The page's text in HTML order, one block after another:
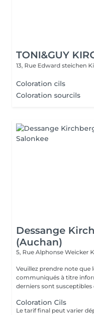
TONI&GUY
13, Rue Edward steichen
Coloration cils
Coloration sourcils
Dessange
(Auchan)
5, Rue Alphonse Weicker
Veuillez prendre note que
communiqués à titre
derniers sont susceptibles
Coloration Cils